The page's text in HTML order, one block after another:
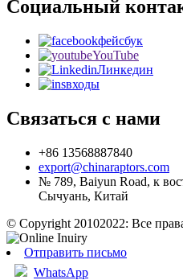
Социальный
фейсбук
YouTube
Линкедин
входы
Связаться с нами
+86 13568887840
export@chinaraptors.com
№ 789, Baiyun Road, к
Сычуань, Китай
© Copyright 20102022: Все
Отправить письмо
WhatsApp